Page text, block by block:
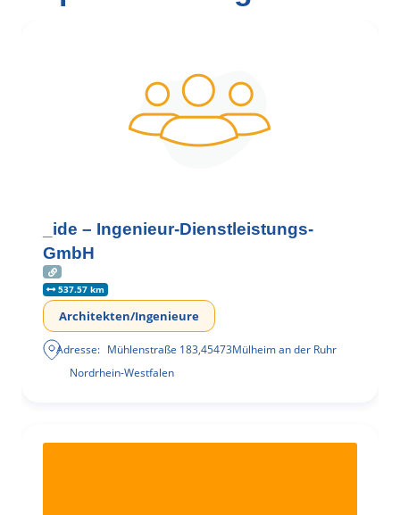
_ide – Ingenieur-Dienstleistungs-
GmbH
537.57 km
Architekten/Ingenieure
Adresse: Mühlenstraße 183,45473Mülheim an der Ruhr
Nordrhein-Westfalen